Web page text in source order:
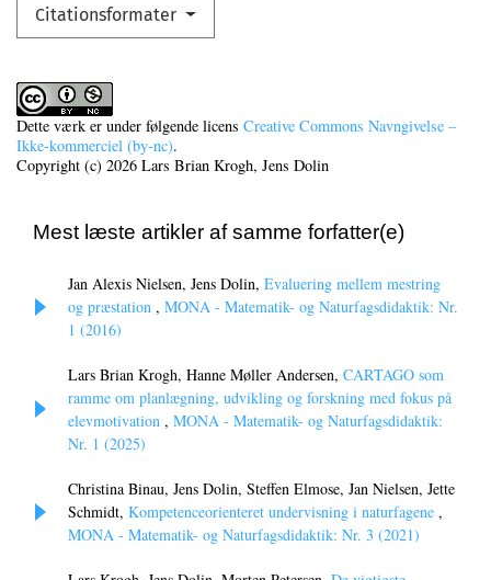
Citationsformater
Dette værk er under følgende licens Creative Commons Navngivelse –
Ikke-kommerciel (by-nc).
Copyright (c) 2026 Lars Brian Krogh, Jens Dolin
Mest læste artikler af samme forfatter(e)
Jan Alexis Nielsen, Jens Dolin, Evaluering mellem mestring
og præstation , MONA - Matematik- og Naturfagsdidaktik: Nr.
1 (2016)
Lars Brian Krogh, Hanne Møller Andersen, CARTAGO som
ramme om planlægning, udvikling og forskning med fokus på
elevmotivation , MONA - Matematik- og Naturfagsdidaktik:
Nr. 1 (2025)
Christina Binau, Jens Dolin, Steffen Elmose, Jan Nielsen, Jette
Schmidt, Kompetenceorienteret undervisning i naturfagene ,
MONA - Matematik- og Naturfagsdidaktik: Nr. 3 (2021)